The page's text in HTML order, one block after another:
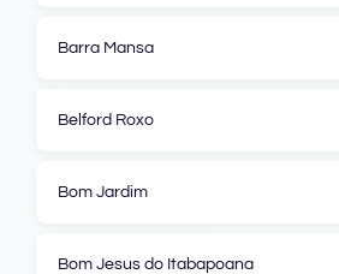
Barra Mansa
Belford Roxo
Bom Jardim
Bom Jesus do Itabapoana